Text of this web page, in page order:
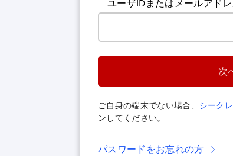
ユーザIDまたはメールアドレ
次
ご自身の端末でない場合、 シーク
ンしてください。
パスワードをお忘れの方